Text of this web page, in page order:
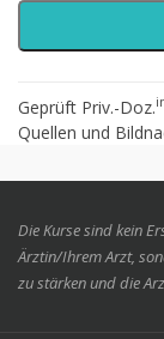
Geprüft Priv.-Doz.
Quellen und
Die Kurse sind kein
Ärztin/Ihrem Arzt,
zu stärken und die